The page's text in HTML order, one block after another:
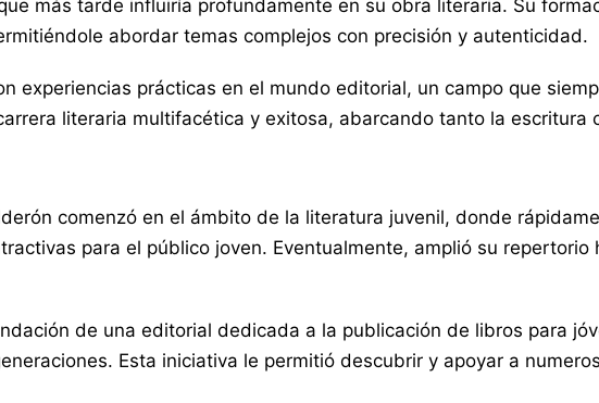
más tarde influiría profundamente en su obra literaria. Su
abordar temas complejos con precisión y autenticidad.
experiencias prácticas en el mundo editorial, un campo que
literaria multifacética y exitosa, abarcando tanto la escritura
comenzó en el ámbito de la literatura juvenil, donde
para el público joven. Eventualmente, amplió su
de una editorial dedicada a la publicación de libros para
Esta iniciativa le permitió descubrir y apoyar a